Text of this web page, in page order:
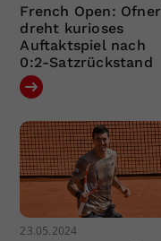
French Open: Ofner
dreht kurioses
Auftaktspiel nach
0:2-Satzrückstand
23.05.2024